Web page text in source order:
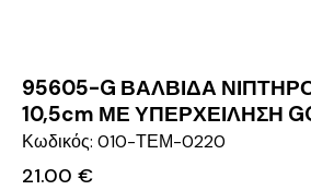
95605-G ΒΑΛΒΙΔΑ
10,5cm ΜΕ ΥΠΕΡΧΕΙΛΗΣΗ
Κωδικός: 010-ΤΕΜ-0220
21.00 €